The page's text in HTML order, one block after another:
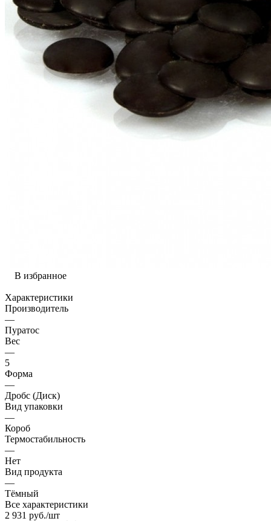
В избранное
Характеристики
Производитель
—
Пуратос
Вес
—
5
Форма
—
Дробс (Диск)
Вид упаковки
—
Короб
Термостабильность
—
Нет
Вид продукта
—
Тёмный
Все характеристики
2 931 руб./шт